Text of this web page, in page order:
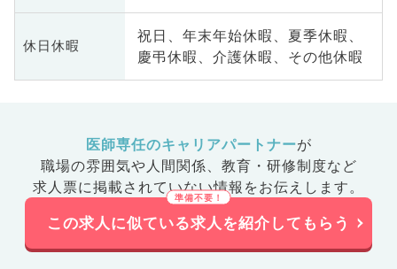
休日休暇
祝日、年末年始休暇、夏季休暇、
慶弔休暇、介護休暇、その他休暇
医師専任のキャリアパートナーが
職場の雰囲気や人間関係、 教育・研修制度など
求人票に掲載されていない情報をお伝えします。
この求人に似ている求人を紹介してもらう